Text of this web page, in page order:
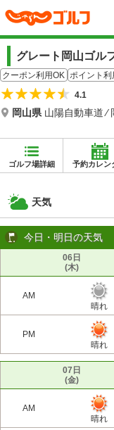
グレート岡山ゴル
クーポン利用OK ポイント利
4.1
岡山県 山陽自動車道 ⁄
ゴルフ場詳細 予約カレン
天気
今日・明日の天気
06日
(木)
AM
晴れ
PM
晴れ
07日
(金)
AM
晴れ